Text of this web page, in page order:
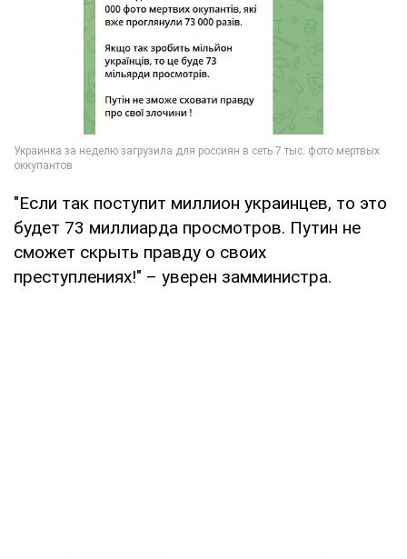
"Если так поступит миллион украинцев, то это
будет 73 миллиарда просмотров. Путин не
сможет скрыть правду о своих
преступлениях!" – уверен замминистра.